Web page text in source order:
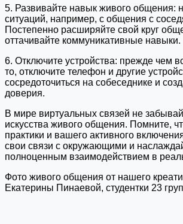
5. Развивайте навык живого общения:
ситуаций, например, с общения с
Постепенно расширяйте свой круг
оттачивайте коммуникативные навыки.
6. Отключите устройства: прежде чем
то, отключите телефон и другие
сосредоточиться на собеседнике и
доверия.
В мире виртуальных связей не
искусства живого общения. Помните,
практики и вашего активного
свои связи с окружающими и
полноценным взаимодействием в
Фото живого общения от нашего
Екатерины Пинаевой, студентки 23